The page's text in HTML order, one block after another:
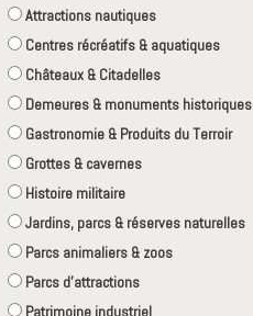
Attractions nautiques
Centres récréatifs & aquatiques
Châteaux & Citadelles
Demeures & monuments historiques
Gastronomie & Produits du Terroir
Grottes & cavernes
Histoire militaire
Jardins, parcs & réserves naturelles
Parcs animaliers & zoos
Parcs d'attractions
Patrimoine industriel